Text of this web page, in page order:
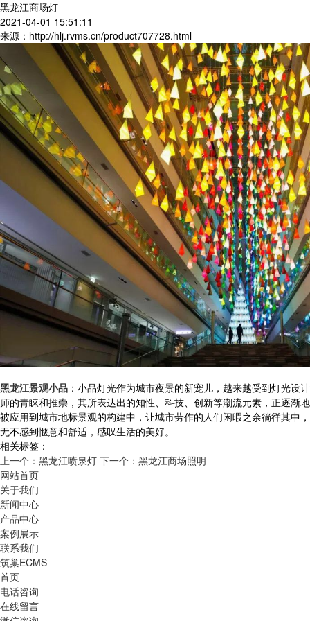
黑龙江商场灯
2021-04-01 15:51:11
来源：http://hlj.rvms.cn/product707728.html
黑龙江景观小品 ：小品灯光作为城市夜景的新宠儿，越来越受到灯光设计
师的青睐和推崇，其所表达出的知性、科技、创新等潮流元素，正逐渐地
被应用到城市地标景观的构建中，让城市劳作的人们闲暇之余徜徉其中，
无不感到惬意和舒适，感叹生活的美好。
相关标签：
上一个：黑龙江喷泉灯 下一个：黑龙江商场照明
网站首页
关于我们
新闻中心
产品中心
案例展示
联系我们
筑巢ECMS
首页
电话咨询
在线留言